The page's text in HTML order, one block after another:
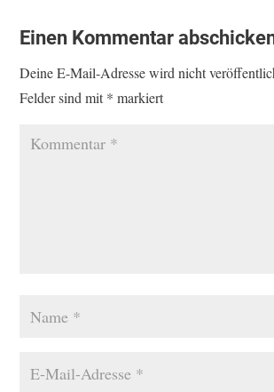
Einen Kommentar
Deine E-Mail-Adresse wird nicht
Felder sind mit* markiert